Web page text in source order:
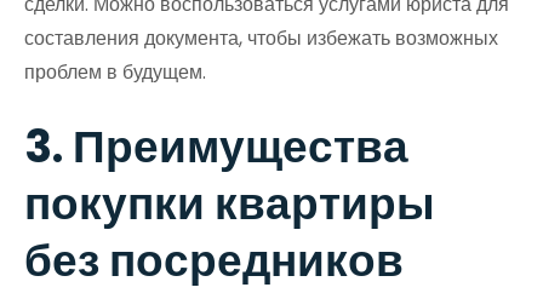
составления документа, чтобы избежать возможных
проблем в будущем.
3. Преимущества
покупки квартиры
без посредников